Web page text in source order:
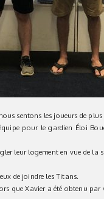
sentons les joueurs de
pour le gardien Éloi
leur logement en vue de la
de joindre les Titans.
que Xavier a été obtenu